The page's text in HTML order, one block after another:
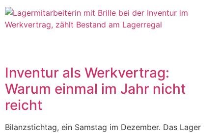
Inventur als Werkvertrag:
Warum einmal im Jahr nicht
reicht
Bilanzstichtag, ein Samstag im Dezember. Das Lager